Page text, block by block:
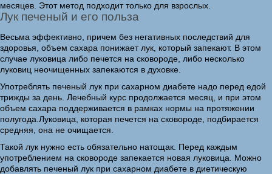
месяцев. Этот метод подходит только для взрослых.
Лук печеный и его польза
Весьма эффективно, причем без негативных последствий для
здоровья, объем сахара понижает лук, который запекают. В этом
случае луковица либо печется на сковороде, либо несколько
луковиц неочищенных запекаются в духовке.
Употреблять печеный лук при сахарном диабете надо перед едой
трижды за день. Лечебный курс продолжается месяц, и при этом
объем сахара поддерживается в рамках нормы на протяжении
полугода.Луковица, которая печется на сковороде, подбирается
средняя, она не очищается.
Такой лук нужно есть обязательно натощак. Перед каждым
употреблением на сковороде запекается новая луковица. Можно
добавлять печеный лук при сахарном диабете в диетическую